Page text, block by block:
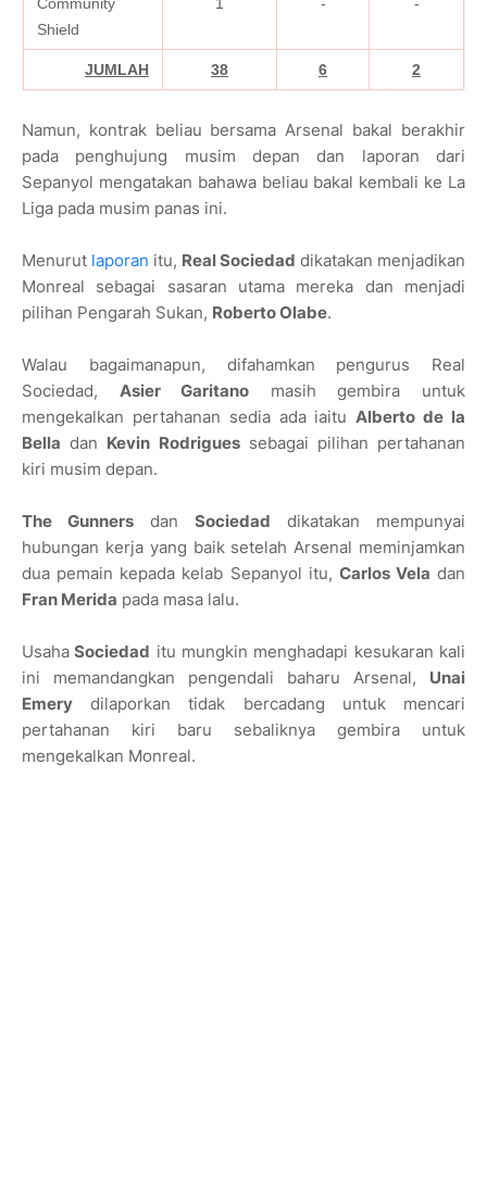
Shield
JUMLAH 38 6 2
Namun, kontrak beliau bersama Arsenal bakal berakhir
pada penghujung musim depan dan laporan dari
Sepanyol mengatakan bahawa beliau bakal kembali ke La
Liga pada musim panas ini.
Menurut laporan itu, Real Sociedad dikatakan menjadikan
Monreal sebagai sasaran utama mereka dan menjadi
pilihan Pengarah Sukan, Roberto Olabe.
Walau bagaimanapun, difahamkan pengurus Real
Sociedad, Asier Garitano masih gembira untuk
mengekalkan pertahanan sedia ada iaituAlberto de la
Bella dan Kevin Rodriguessebagai pilihan pertahanan
kiri musim depan.
The Gunners dan Sociedad dikatakan mempunyai
hubungan kerja yang baik setelah Arsenal meminjamkan
dua pemain kepada kelab Sepanyol itu, Carlos Vela dan
Fran Merida pada masa lalu.
Usaha Sociedad itu mungkin menghadapi kesukaran kali
ini memandangkan pengendali baharu Arsenal, Unai
Emery dilaporkan tidak bercadang untuk mencari
pertahanan kiri baru sebaliknya gembira untuk
mengekalkan Monreal.